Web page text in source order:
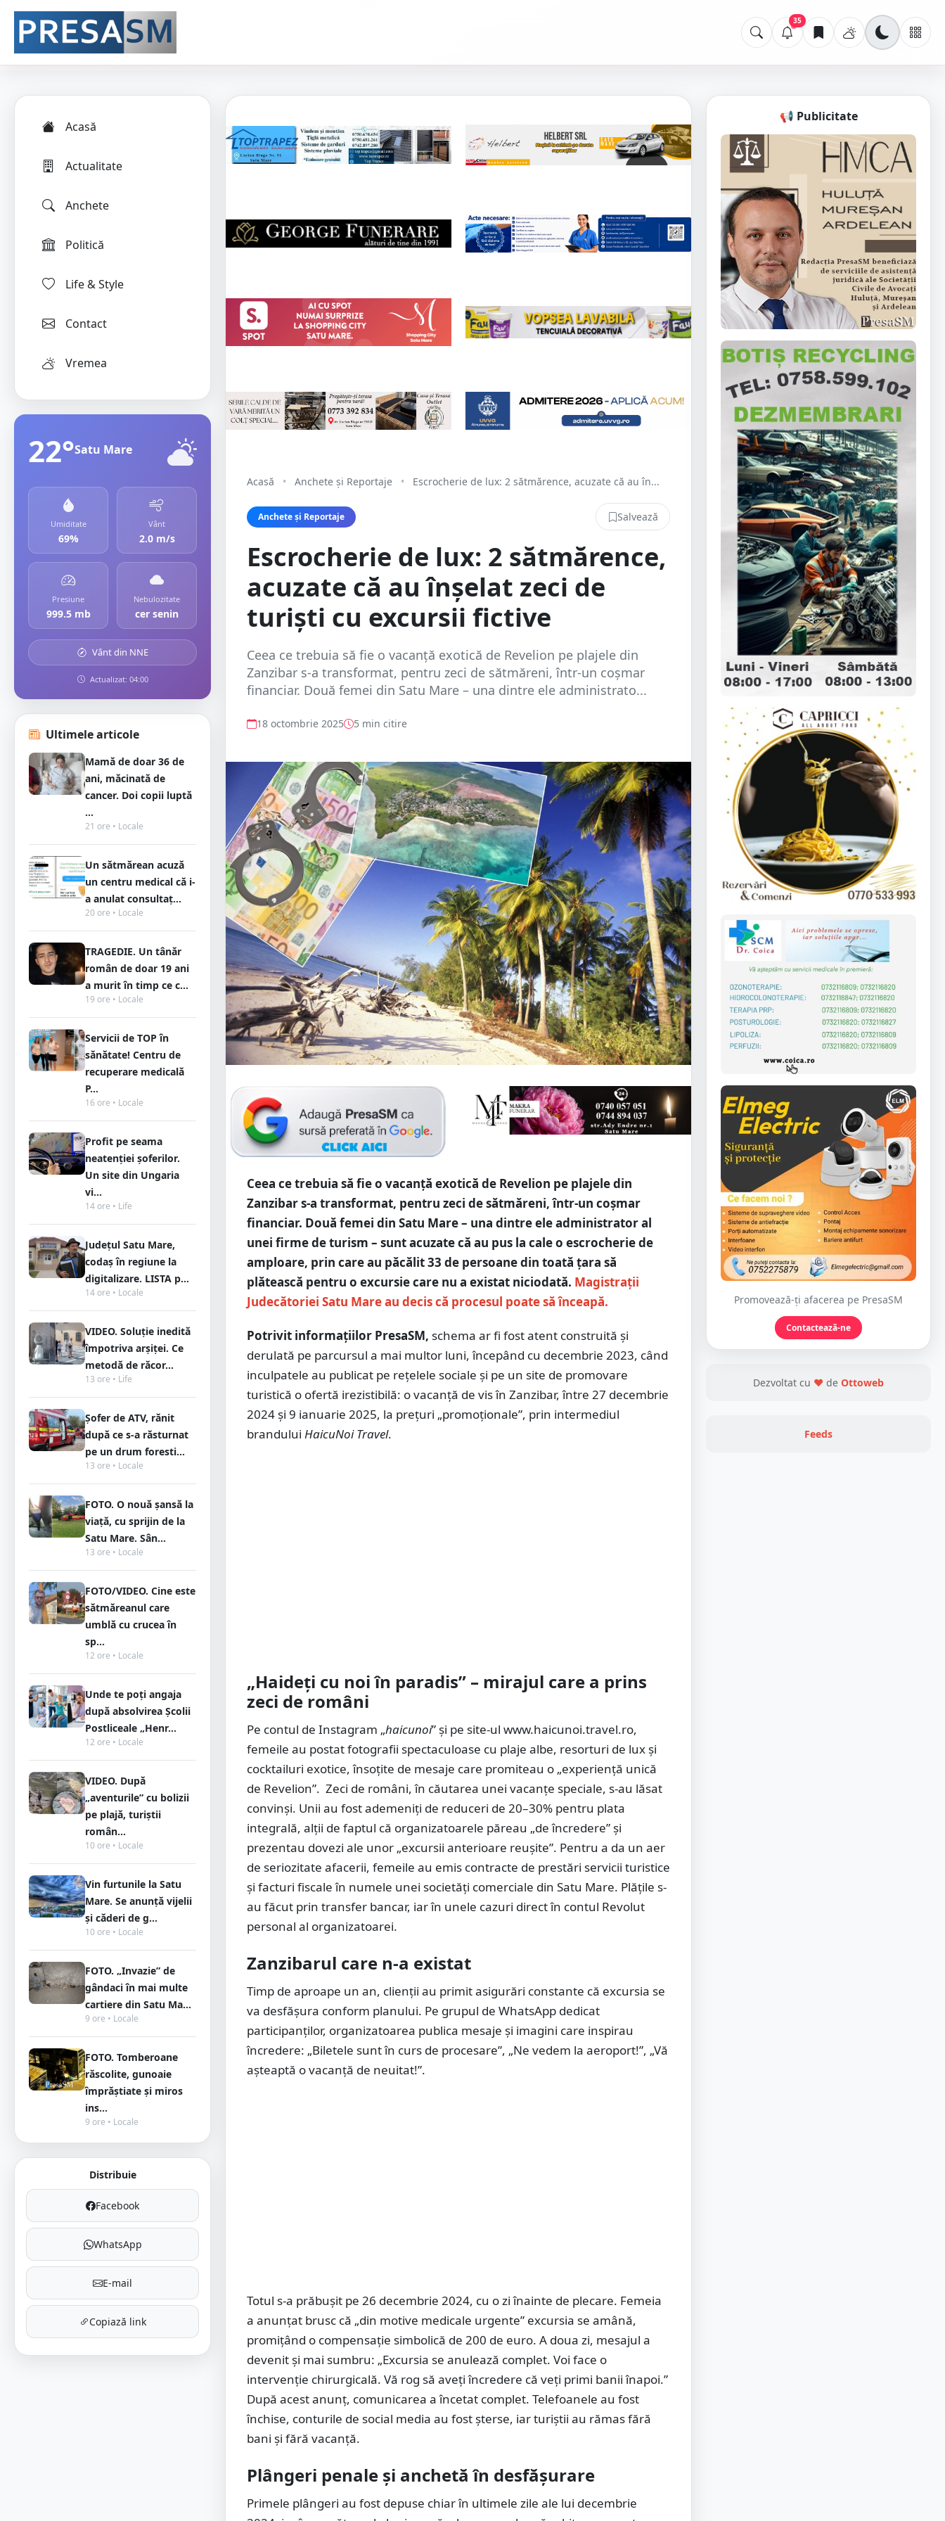
35
Acasă
Actualitate
Anchete
Politică
Life & Style
Contact
Vremea
22°Satu Mare
Umiditate
69%
Vânt
2.0 m/s
Presiune
999.5 mb
Nebulozitate
cer senin
Vânt din NNE
Actualizat: 04:00
Ultimele articole
Mamă de doar 36 de
ani, măcinată de
cancer. Doi copii luptă
...
21 ore • Locale
Un sătmărean acuză
un centru medical că i-
a anulat consultaț...
20 ore • Locale
TRAGEDIE. Un tânăr
român de doar 19 ani
a murit în timp ce c...
19 ore • Locale
Servicii de TOP în
sănătate! Centru de
recuperare medicală
P...
16 ore • Locale
Profit pe seama
neatenției șoferilor.
Un site din Ungaria
vi...
14 ore • Life
Județul Satu Mare,
codaș în regiune la
digitalizare. LISTA p...
14 ore • Locale
VIDEO. Soluție inedită
împotriva arșiței. Ce
metodă de răcor...
13 ore • Life
Șofer de ATV, rănit
după ce s-a răsturnat
pe un drum foresti...
13 ore • Locale
FOTO. O nouă șansă la
viață, cu sprijin de la
Satu Mare. Sân...
13 ore • Locale
FOTO/VIDEO. Cine este
sătmăreanul care
umblă cu crucea în
sp...
12 ore • Locale
Unde te poți angaja
după absolvirea Școlii
Postliceale „Henr...
12 ore • Locale
VIDEO. După
„aventurile” cu bolizii
pe plajă, turiștii
român...
10 ore • Locale
Vin furtunile la Satu
Mare. Se anunță vijelii
și căderi de g...
10 ore • Locale
FOTO. „Invazie” de
gândaci în mai multe
cartiere din Satu Ma...
9 ore • Locale
FOTO. Tomberoane
răscolite, gunoaie
împrăștiate și miros
ins...
9 ore • Locale
Distribuie
Facebook
WhatsApp
E-mail
Copiază link
Acasă • Anchete și Reportaje • Escrocherie de lux: 2 sătmărence, acuzate că au în...
Anchete și Reportaje Salvează
Escrocherie de lux: 2 sătmărence,
acuzate că au înșelat zeci de
turiști cu excursii fictive
Ceea ce trebuia să fie o vacanță exotică de Revelion pe plajele din
Zanzibar s-a transformat, pentru zeci de sătmăreni, într-un coșmar
financiar. Două femei din Satu Mare – una dintre ele administrato...
18 octombrie 2025 5 min citire
Ceea ce trebuia să fie o vacanță exotică de Revelion pe plajele din
Zanzibar s-a transformat, pentru zeci de sătmăreni, într-un coșmar
financiar. Două femei din Satu Mare – una dintre ele administrator al
unei firme de turism – sunt acuzate că au pus la cale o escrocherie de
amploare, prin care au păcălit 33 de persoane din toată țara să
plătească pentru o excursie care nu a existat niciodată. Magistrații
Judecătoriei Satu Mare au decis că procesul poate să înceapă.
Potrivit informațiilor PresaSM, schema ar fi fost atent construită și
derulată pe parcursul a mai multor luni, începând cu decembrie 2023, când
inculpatele au publicat pe rețelele sociale și pe un site de promovare
turistică o ofertă irezistibilă: o vacanță de vis în Zanzibar, între 27 decembrie
2024 și 9 ianuarie 2025, la prețuri „promoționale”, prin intermediul
brandului HaicuNoi Travel.
„Haideți cu noi în paradis” – mirajul care a prins
zeci de români
Pe contul de Instagram „haicunoi” și pe site-ul www.haicunoi.travel.ro,
femeile au postat fotografii spectaculoase cu plaje albe, resorturi de lux și
cocktailuri exotice, însoțite de mesaje care promiteau o „experiență unică
de Revelion”. Zeci de români, în căutarea unei vacanțe speciale, s-au lăsat
convinși. Unii au fost ademeniți de reduceri de 20–30% pentru plata
integrală, alții de faptul că organizatoarele păreau „de încredere” și
prezentau dovezi ale unor „excursii anterioare reușite”. Pentru a da un aer
de seriozitate afacerii, femeile au emis contracte de prestări servicii turistice
și facturi fiscale în numele unei societăți comerciale din Satu Mare. Plățile s-
au făcut prin transfer bancar, iar în unele cazuri direct în contul Revolut
personal al organizatoarei.
Zanzibarul care n-a existat
Timp de aproape un an, clienții au primit asigurări constante că excursia se
va desfășura conform planului. Pe grupul de WhatsApp dedicat
participanților, organizatoarea publica mesaje și imagini care inspirau
încredere: „Biletele sunt în curs de procesare”, „Ne vedem la aeroport!”, „Vă
așteaptă o vacanță de neuitat!”.
Totul s-a prăbușit pe 26 decembrie 2024, cu o zi înainte de plecare. Femeia
a anunțat brusc că „din motive medicale urgente” excursia se amână,
promițând o compensație simbolică de 200 de euro. A doua zi, mesajul a
devenit și mai sumbru: „Excursia se anulează complet. Voi face o
intervenție chirurgicală. Vă rog să aveți încredere că veți primi banii înapoi.”
După acest anunț, comunicarea a încetat complet. Telefoanele au fost
închise, conturile de social media au fost șterse, iar turiștii au rămas fără
bani și fără vacanță.
Plângeri penale și anchetă în desfășurare
Primele plângeri au fost depuse chiar în ultimele zile ale lui decembrie
📢 Publicitate
Promovează-ți afacerea pe PresaSM
Contactează-ne
Dezvoltat cu ❤ de Ottoweb
Feeds